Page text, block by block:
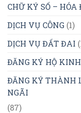
CHỮ KÝ SỐ –
DỊCH VỤ CÔNG (1)
DỊCH VỤ ĐẤT ĐAI
ĐĂNG KÝ HỘ
ĐĂNG KÝ THÀNH
NGÃI
(87)